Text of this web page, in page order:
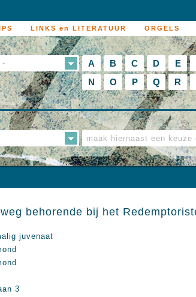
LINKS en LITERATUUR ORGELS
- A B C D E
N
O P Q R
behorende bij het
juvenaat
3